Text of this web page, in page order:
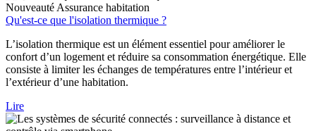
Nouveauté Assurance habitation
Qu'est-ce que l'isolation thermique ?
L’isolation thermique est un élément essentiel pour améliorer le
confort d’un logement et réduire sa consommation énergétique. Elle
consiste à limiter les échanges de températures entre l’intérieur et
l’extérieur d’une habitation.
Lire